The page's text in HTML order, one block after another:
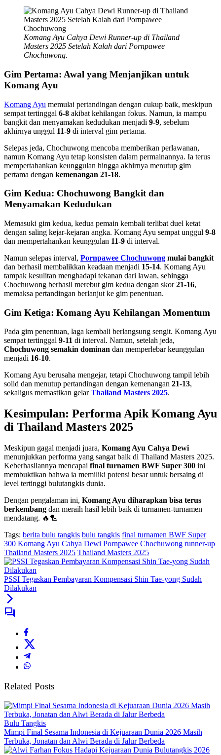
Komang Ayu Cahya Dewi Runner-up di Thailand
Masters 2025 Setelah Kalah dari Pornpawee
Chochuwong.
Gim Pertama: Awal yang Menjanjikan untuk
Komang Ayu
Komang Ayu memulai pertandingan dengan cukup baik, meskipun
sempat tertinggal 6-8 akibat kehilangan fokus. Namun, ia mampu
bangkit dan menyamakan kedudukan menjadi 9-9, sebelum
akhirnya unggul 11-9 di interval gim pertama.
Selepas jeda, Chochuwong mencoba memberikan perlawanan,
namun Komang Ayu tetap konsisten dalam permainannya. Ia terus
mempertahankan keunggulan hingga akhirnya menutup gim
pertama dengan kemenangan 21-18.
Gim Kedua: Chochuwong Bangkit dan
Menyamakan Kedudukan
Memasuki gim kedua, kedua pemain kembali terlibat duel ketat
dengan saling kejar-kejaran angka. Komang Ayu sempat unggul 9-8
dan mempertahankan keunggulan 11-9 di interval.
Namun selepas interval, Pornpawee Chochuwong mulai bangkit
dan berhasil membalikkan keadaan menjadi 15-14. Komang Ayu
tampak kesulitan menghadapi tekanan dari lawan, sehingga
Chochuwong berhasil merebut gim kedua dengan skor21-16,
memaksa pertandingan berlanjut ke gim penentuan.
Gim Ketiga: Komang Ayu Kehilangan Momentum
Pada gim penentuan, laga kembali berlangsung sengit. Komang Ayu
sempat tertinggal 9-11 di interval. Namun, setelah jeda,
Chochuwong semakin dominan dan memperlebar keunggulan
menjadi 16-10.
Komang Ayu berusaha mengejar, tetapi Chochuwong tampil lebih
solid dan menutup pertandingan dengan kemenangan 21-13,
sekaligus memastikan gelarThailand Masters 2025.
Kesimpulan: Performa Apik Komang Ayu
di Thailand Masters 2025
Meskipun gagal menjadi juara, Komang Ayu Cahya Dewi
menunjukkan performa yang sangat baik di Thailand Masters 2025.
Keberhasilannya mencapai final turnamen BWF Super 300 ini
membuktikan bahwa ia memiliki potensi besar untuk bersaing di
level tertinggi bulutangkis dunia.
Dengan pengalaman ini, Komang Ayu diharapkan bisa terus
berkembang dan meraih hasil lebih baik di turnamen-turnamen
mendatang. 🔥🏸
Tags: berita bulu tangkis bulu tangkis final turnamen BWF Super
300 Komang Ayu Cahya Dewi Pornpawee Chochuwong runner-up
Thailand Masters 2025 Thailand Masters 2025
PSSI Tegaskan Pembayaran Kompensasi Shin Tae-yong Sudah
Dilakukan
Related Posts
Bulu Tangkis
Mimpi Final Sesama Indonesia di Kejuaraan Dunia 2026 Masih
Terbuka, Jonatan dan Alwi Berada di Jalur Berbeda